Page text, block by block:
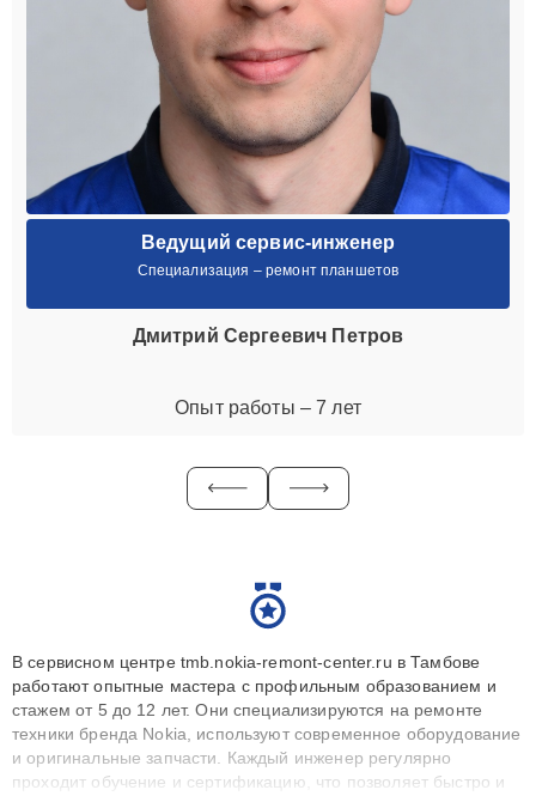
Ведущий сервис-инженер
Специализация – ремонт планшетов
Дмитрий Сергеевич Петров
Опыт работы – 7 лет
В сервисном центре tmb.nokia-remont-center.ru в Тамбове
работают опытные мастера с профильным образованием и
стажем от 5 до 12 лет. Они специализируются на ремонте
техники бренда Nokia, используют современное оборудование
и оригинальные запчасти. Каждый инженер регулярно
проходит обучение и сертификацию, что позволяет быстро и